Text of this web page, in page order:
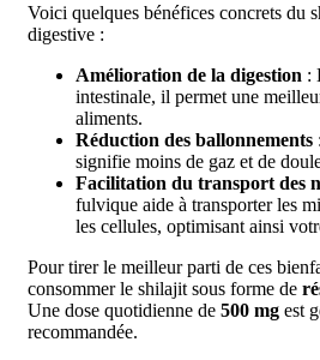
Voici quelques bénéfices concrets du
digestive :
Amélioration de la digestion :
intestinale, il permet une
aliments.
Réduction des ballonnements
signifie moins de gaz et de
Facilitation du transport des
fulvique aide à transporter les
les cellules, optimisant ainsi
Pour tirer le meilleur parti de ces
consommer le shilajit sous forme de
Une dose quotidienne de 500 mg est
recommandée.